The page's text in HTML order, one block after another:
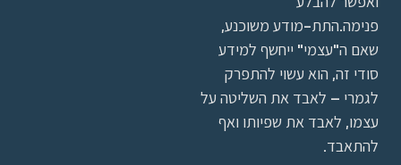
פנימה.התת-מודע משוכנע,
שאם ה"עצמי" ייחשף למידע
סודי זה, הוא עשוי להתפרק
לגמרי – לאבד את השליטה על
עצמו, לאבד את שפיותו ואף
להתאבד.